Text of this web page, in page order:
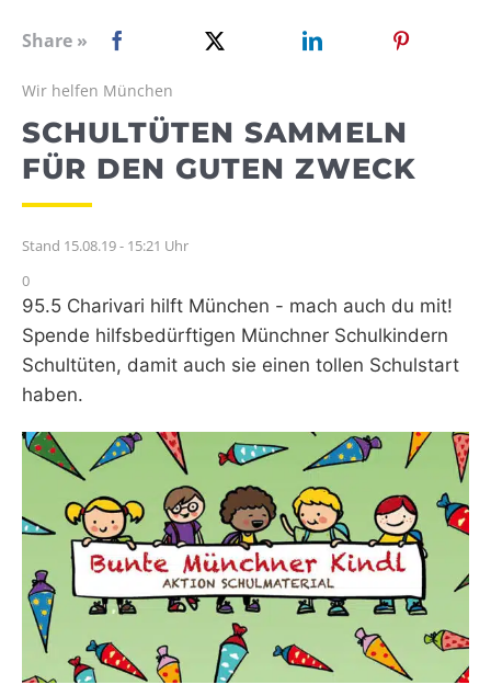
WEBRADIO
Share »
Wir helfen München
SCHULTÜTEN SAMMELN
FÜR DEN GUTEN ZWECK
Stand 15.08.19 - 15:21 Uhr
0
95.5 Charivari hilft München - mach auch du mit!
Spende hilfsbedürftigen Münchner Schulkindern
Schultüten, damit auch sie einen tollen Schulstart
haben.